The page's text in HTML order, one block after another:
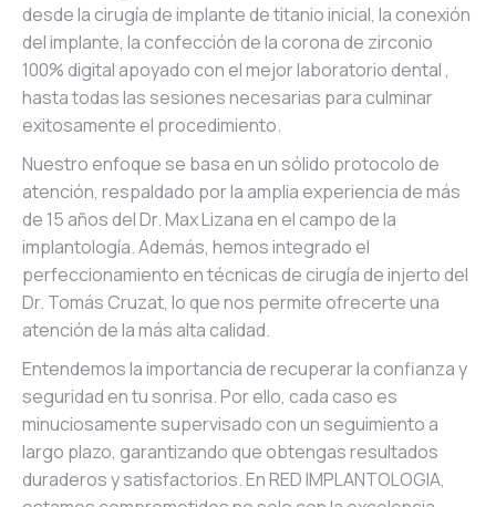
desde la cirugía de implante de titanio inicial, la conexión
del implante, la confección de la corona de zirconio
100% digital apoyado con el mejor laboratorio dental ,
hasta todas las sesiones necesarias para culminar
exitosamente el procedimiento.
Nuestro enfoque se basa en un sólido protocolo de
atención, respaldado por la amplia experiencia de más
de 15 años del Dr. Max Lizana en el campo de la
implantología. Además, hemos integrado el
perfeccionamiento en técnicas de cirugía de injerto del
Dr. Tomás Cruzat, lo que nos permite ofrecerte una
atención de la más alta calidad.
Entendemos la importancia de recuperar la confianza y
seguridad en tu sonrisa. Por ello, cada caso es
minuciosamente supervisado con un seguimiento a
largo plazo, garantizando que obtengas resultados
duraderos y satisfactorios. En RED IMPLANTOLOGIA,